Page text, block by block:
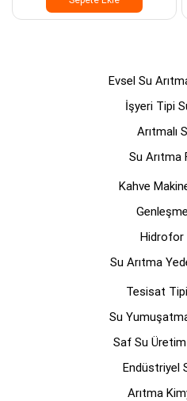
Evsel Su
İşyeri Tipi
Arıtmalı
Su Arıtma
Kahve
Hidrofor
Su Arıtma
Tesisat
Su
Saf Su
Endüstriyel
Arıtma